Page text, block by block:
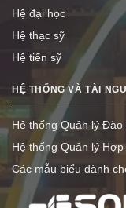
Hệ đại học
Hệ thạc sỹ
Hệ tiến sỹ
HỆ THỐNG VÀ TÀI
Hệ thống Quản lý Đào
Hệ thống Quản lý
Các mẫu biểu dành